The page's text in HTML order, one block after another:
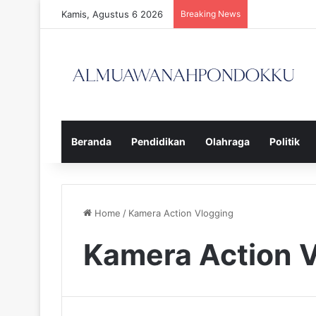
Kamis, Agustus 6 2026 Breaking News
Beranda Pendidikan Olahraga Politik
Home / Kamera Action Vlogging
Kamera Action